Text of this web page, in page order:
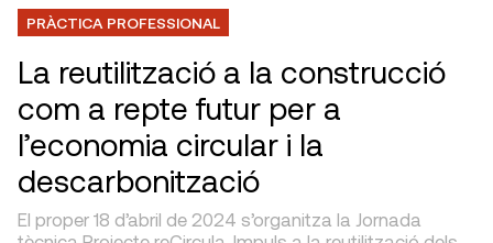
PRÀCTICA PROFESSIONAL
La reutilització a la construcció
com a repte futur per a
l’economia circular i la
descarbonització
El proper 18 d’abril de 2024 s’organitza la Jornada